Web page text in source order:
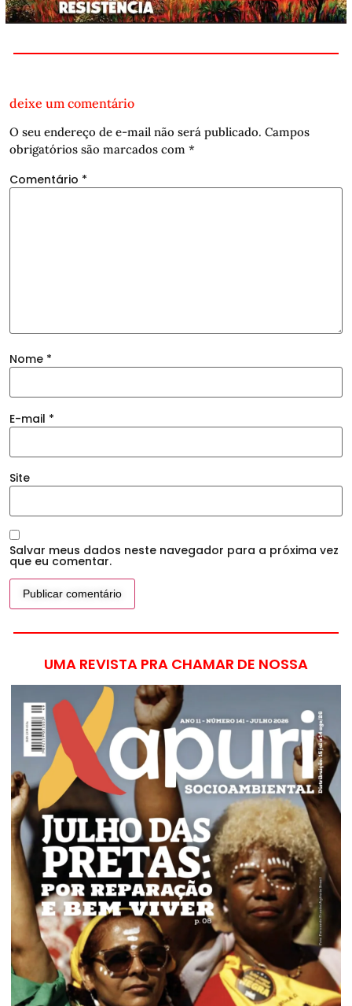
deixe um comentário
O seu endereço de e-mail não será publicado. Campos
obrigatórios são marcados com *
Comentário *
Nome *
E-mail *
Site
Salvar meus dados neste navegador para a próxima vez
que eu comentar.
UMA REVISTA PRA CHAMAR DE NOSSA